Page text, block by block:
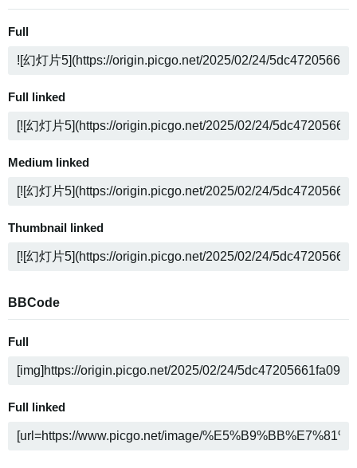
Full
Full linked
Medium linked
Thumbnail linked
BBCode
Full
Full linked